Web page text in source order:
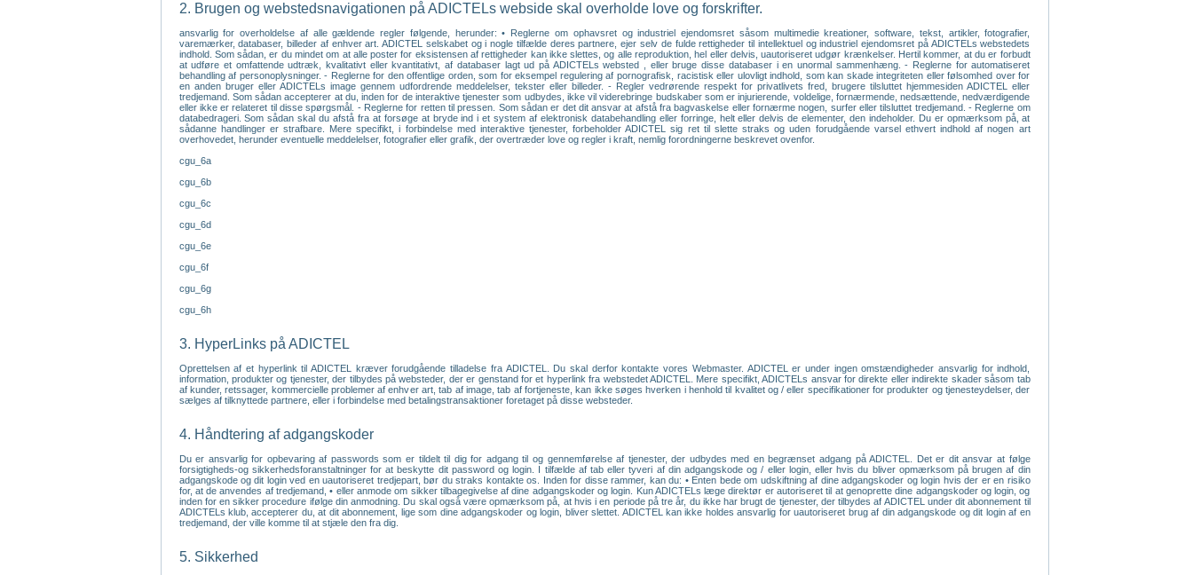
2. Brugen og webstedsnavigationen på ADICTELs webside skal overholde love og forskrifter.
ansvarlig for overholdelse af alle gældende regler følgende, herunder: • Reglerne om ophavsret og industriel ejendomsret såsom multimedie kreationer, software, tekst, artikler, fotografier,
varemærker, databaser, billeder af enhver art. ADICTEL selskabet og i nogle tilfælde deres partnere, ejer selv de fulde rettigheder til intellektuel og industriel ejendomsret på ADICTELs webstedets
indhold. Som sådan, er du mindet om at alle poster for eksistensen af rettigheder kan ikke slettes, og alle reproduktion, hel eller delvis, uautoriseret udgør krænkelser. Hertil kommer, at du er forbudt
at udføre et omfattende udtræk, kvalitativt eller kvantitativt, af databaser lagt ud på ADICTELs websted , eller bruge disse databaser i en unormal sammenhæng. - Reglerne for automatiseret
behandling af personoplysninger. - Reglerne for den offentlige orden, som for eksempel regulering af pornografisk, racistisk eller ulovligt indhold, som kan skade integriteten eller følsomhed over for
en anden bruger eller ADICTELs image gennem udfordrende meddelelser, tekster eller billeder. - Regler vedrørende respekt for privatlivets fred, brugere tilsluttet hjemmesiden ADICTEL eller
tredjemand. Som sådan accepterer at du, inden for de interaktive tjenester som udbydes, ikke vil viderebringe budskaber som er injurierende, voldelige, fornærmende, nedsættende, nedværdigende
eller ikke er relateret til disse spørgsmål. - Reglerne for retten til pressen. Som sådan er det dit ansvar at afstå fra bagvaskelse eller fornærme nogen, surfer eller tilsluttet tredjemand. - Reglerne om
databedrageri. Som sådan skal du afstå fra at forsøge at bryde ind i et system af elektronisk databehandling eller forringe, helt eller delvis de elementer, den indeholder. Du er opmærksom på, at
sådanne handlinger er strafbare. Mere specifikt, i forbindelse med interaktive tjenester, forbeholder ADICTEL sig ret til slette straks og uden forudgående varsel ethvert indhold af nogen art
overhovedet, herunder eventuelle meddelelser, fotografier eller grafik, der overtræder love og regler i kraft, nemlig forordningerne beskrevet ovenfor.
cgu_6a
cgu_6b
cgu_6c
cgu_6d
cgu_6e
cgu_6f
cgu_6g
cgu_6h
3. HyperLinks på ADICTEL
Oprettelsen af et hyperlink til ADICTEL kræver forudgående tilladelse fra ADICTEL. Du skal derfor kontakte vores Webmaster. ADICTEL er under ingen omstændigheder ansvarlig for indhold,
information, produkter og tjenester, der tilbydes på websteder, der er genstand for et hyperlink fra webstedet ADICTEL. Mere specifikt, ADICTELs ansvar for direkte eller indirekte skader såsom tab
af kunder, retssager, kommercielle problemer af enhver art, tab af image, tab af fortjeneste, kan ikke søges hverken i henhold til kvalitet og / eller specifikationer for produkter og tjenesteydelser, der
sælges af tilknyttede partnere, eller i forbindelse med betalingstransaktioner foretaget på disse websteder.
4. Håndtering af adgangskoder
Du er ansvarlig for opbevaring af passwords som er tildelt til dig for adgang til og gennemførelse af tjenester, der udbydes med en begrænset adgang på ADICTEL. Det er dit ansvar at følge
forsigtigheds-og sikkerhedsforanstaltninger for at beskytte dit password og login. I tilfælde af tab eller tyveri af din adgangskode og / eller login, eller hvis du bliver opmærksom på brugen af din
adgangskode og dit login ved en uautoriseret tredjepart, bør du straks kontakte os. Inden for disse rammer, kan du: • Enten bede om udskiftning af dine adgangskoder og login hvis der er en risiko
for, at de anvendes af tredjemand, • eller anmode om sikker tilbagegivelse af dine adgangskoder og login. Kun ADICTELs læge direktør er autoriseret til at genoprette dine adgangskoder og login, og
inden for en sikker procedure ifølge din anmodning. Du skal også være opmærksom på, at hvis i en periode på tre år, du ikke har brugt de tjenester, der tilbydes af ADICTEL under dit abonnement til
ADICTELs klub, accepterer du, at dit abonnement, lige som dine adgangskoder og login, bliver slettet. ADICTEL kan ikke holdes ansvarlig for uautoriseret brug af din adgangskode og dit login af en
tredjemand, der ville komme til at stjæle den fra dig.
5. Sikkerhed